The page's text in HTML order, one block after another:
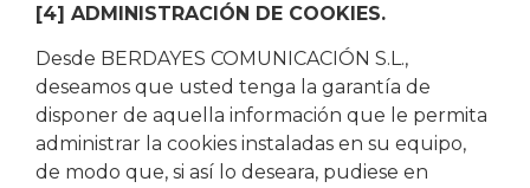
[4] ADMINISTRACIÓN DE COOKIES.
Desde BERDAYES COMUNICACIÓN S.L.,
deseamos que usted tenga la garantía de
disponer de aquella información que le permita
administrar la cookies instaladas en su equipo,
de modo que, si así lo deseara, pudiese en